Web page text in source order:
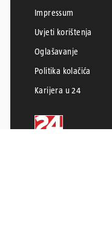
Impressum
Uvjeti korištenja
Oglašavanje
Politika kolačića
Karijera u 24